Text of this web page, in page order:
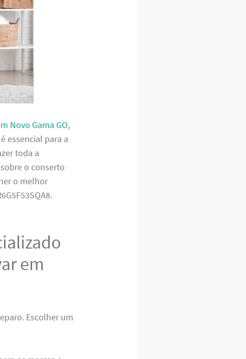
Novo Gama GO,
essencial para a
toda a
o conserto
o melhor
em
Escolher um